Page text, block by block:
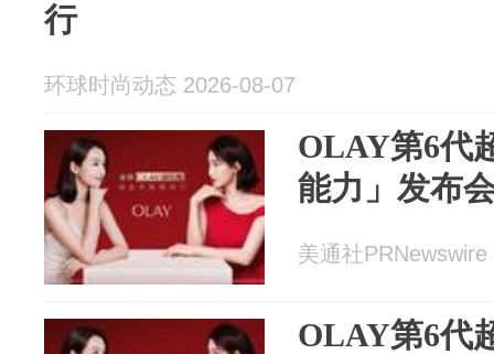
行
环球时尚动态 2026-08-07
OLAY第6代
能力」发布
美通社
OLAY第6代